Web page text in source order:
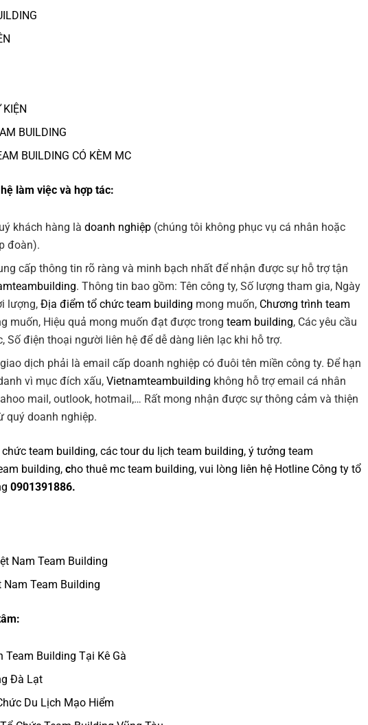
BUILDING
BUILDING CÓ KÈM MC
làm việc và hợp tác:
khách hàng làdoanh nghiệp (chúng tôi không phục vụ cá nhân hoặc
đoàn).
cấp thông tin rõ ràng và minh bạch nhất để nhận được sự hỗ trợ tận
. Thông tin bao gồm: Tên công ty, Số lượng tham gia, Ngày
lượng,Địa điểm tổ chức team building mong muốn, Chương trình team
muốn, Hiệu quả mong muốn đạt được trongteam building, Các yêu cầu
Số điện thoại người liên hệ để dễ dàng liên lạc khi hỗ trợ.
dịch phải là email cấp doanh nghiệp có đuôi tên miền công ty. Để hạn
vì mục đích xấu,Vietnamteambuilding không hỗ trợ email cá nhân
mail, outlook, hotmail,… Rất mong nhận được sự thông cảm và thiện
quý doanh nghiệp.
team building, các tourdu lịch team building, ý tưởng team
building, cho thuê mc team building, vui lòng liên hệ Hotline Công ty tổ
0901391886.
Nam Team Building
Nam Team Building
Team Building Tại Kê Gà
Đà Lạt
Du Lịch Mạo Hiểm